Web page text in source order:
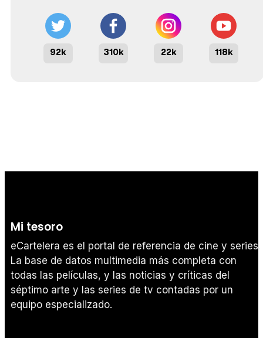
92k 310k 22k 118k
Mi tesoro
eCartelera es el portal de referencia de cine y series.
La base de datos multimedia más completa con
todas las películas, y las noticias y críticas del
séptimo arte y las series de tv contadas por un
equipo especializado.